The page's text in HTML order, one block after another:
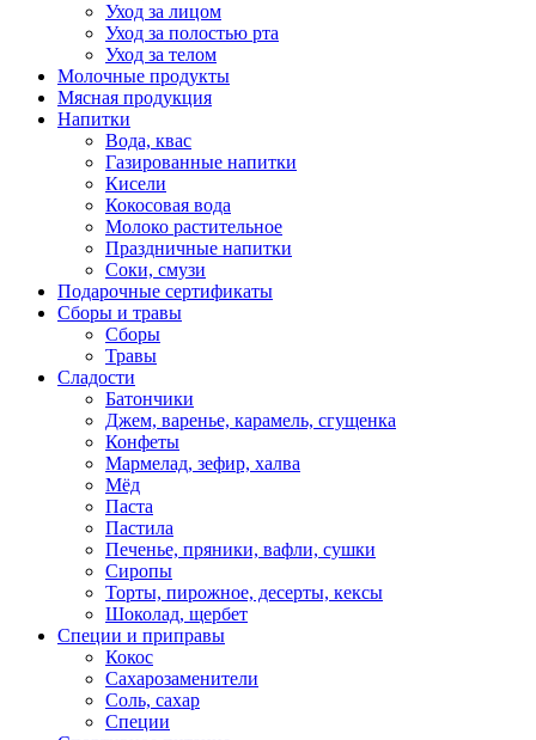
Уход за лицом
Уход за полостью рта
Уход за телом
Молочные продукты
Мясная продукция
Напитки
Вода, квас
Газированные напитки
Кисели
Кокосовая вода
Молоко растительное
Праздничные напитки
Соки, смузи
Подарочные сертификаты
Сборы и травы
Сборы
Травы
Сладости
Батончики
Джем, варенье, карамель, сгущенка
Конфеты
Мармелад, зефир, халва
Мёд
Паста
Пастила
Печенье, пряники, вафли, сушки
Сиропы
Торты, пирожное, десерты, кексы
Шоколад, щербет
Специи и приправы
Кокос
Сахарозаменители
Соль, сахар
Специи